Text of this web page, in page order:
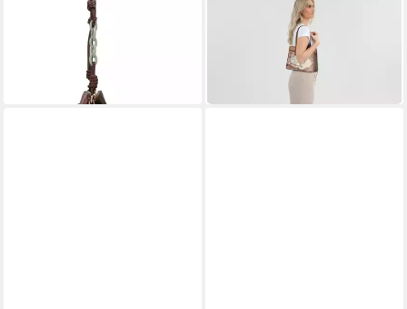
Schultertasche Core
UVP86,95 €
in 2-3 Werktagen bei dir
Schultertasche Core
UVP104,95 €
in 2-3 Werktagen bei dir